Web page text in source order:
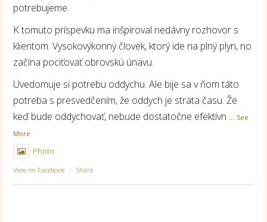
potrebujeme.
K tomuto príspevku ma inšpiroval nedávny rozhovor s
klientom. Vysokovýkonný človek, ktorý ide na plný plyn, no
začína pociťovať obrovskú únavu.
Uvedomuje si potrebu oddychu. Ale bije sa v ňom táto
potreba s presvedčením, že oddych je strata času. Že
keď bude oddychovať, nebude dostatočne efektívn ... See
More
Photo
View on Facebook · Share